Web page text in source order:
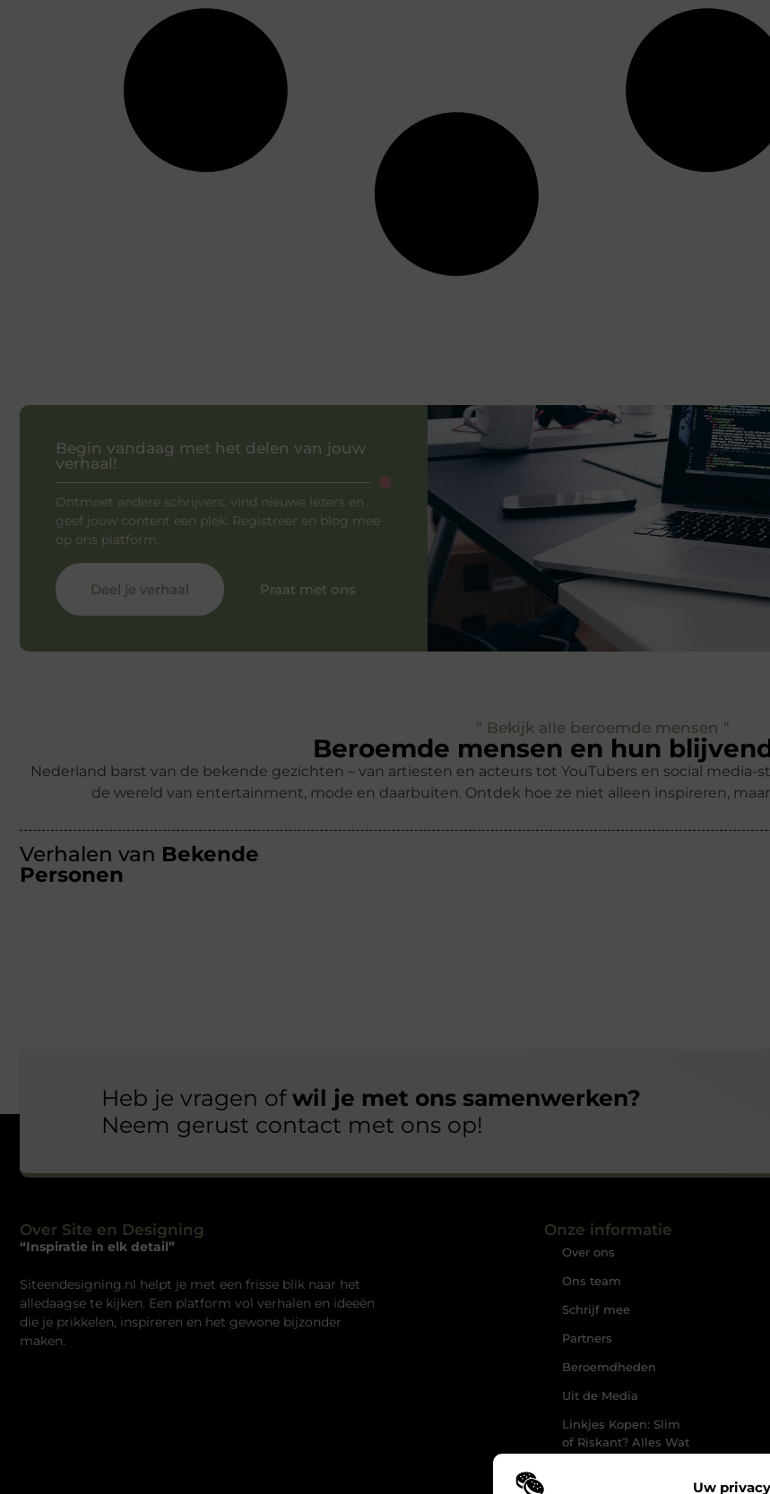
Uw
Begin vandaag met het delen van jouw
verhaal!
Ontmoet andere schrijvers, vind nieuwe lezers en
geef jouw content een plek. Registreer en blog mee
op ons platform.
Deel je verhaal Praat met ons
" Bekijk alle beroemde mensen "
Beroemde mensen en hun
Nederland barst van de bekende gezichten – van artiesten en acteurs tot YouTubers en social
de wereld van entertainment, mode en daarbuiten. Ontdek hoe ze niet alleen inspireren,
Verhalen van Bekende
Personen
Heb je vragen ofwil je met ons samenwerken?
Neem gerust contact met ons op!
Over Site en Designing
“Inspiratie in elk detail”
Siteendesigning.nl helpt je met een frisse blik naar het
alledaagse te kijken. Een platform vol verhalen en ideeën
die je prikkelen, inspireren en het gewone bijzonder
maken.
Onze informatie
Over ons
Ons team
Schrijf mee
Partners
Beroemdheden
Uit de Media
Linkjes Kopen: Slim
of Riskant? Alles Wat